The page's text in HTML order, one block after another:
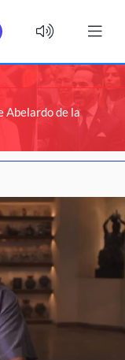
Abelardo de la